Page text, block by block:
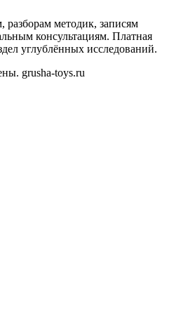
разборам методик, записям
консультациям. Платная
углублённых исследований.
grusha-toys.ru